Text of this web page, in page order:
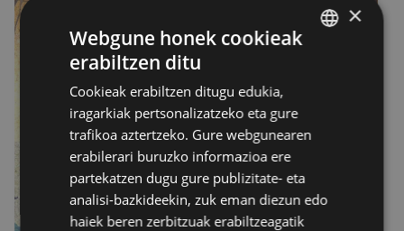
×
Webgune honek cookieak
erabiltzen ditu
Cookieak erabiltzen ditugu edukia,
iragarkiak pertsonalizatzeko eta gure
trafikoa aztertzeko. Gure webgunearen
erabilerari buruzko informazioa ere
partekatzen dugu gure publizitate- eta
analisi-bazkideekin, zuk eman diezun edo
haiek beren zerbitzuak erabiltzeagatik